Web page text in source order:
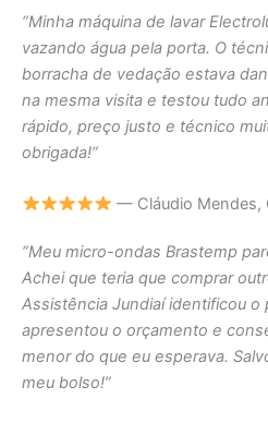
“Minha máquina de lavar
vazando água pela porta. O
borracha de vedação estava
na mesma visita e testou tudo
rápido, preço justo e técnico
obrigada!”
— Cláudio Mendes,
“Meu micro-ondas Brastemp
Achei que teria que comprar
Assistência Jundiaí identificou
apresentou o orçamento e
menor do que eu esperava.
meu bolso!”